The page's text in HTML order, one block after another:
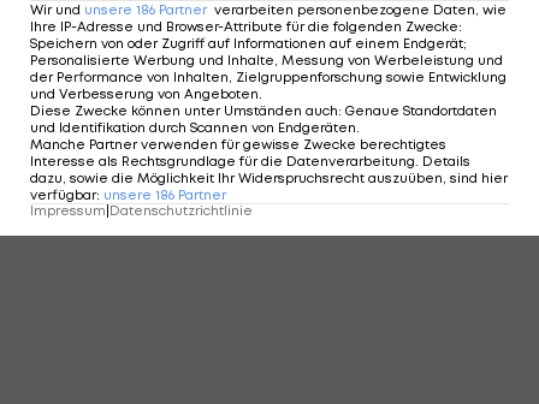
Wir und unsere 186 Partner verarbeiten personenbezogene Daten, wie
Ihre IP-Adresse und Browser-Attribute für die folgenden Zwecke:
Speichern von oder Zugriff auf Informationen auf einem Endgerät;
Personalisierte Werbung und Inhalte, Messung von Werbeleistung und
der Performance von Inhalten, Zielgruppenforschung sowie Entwicklung
und Verbesserung von Angeboten.
Diese Zwecke können unter Umständen auch: Genaue Standortdaten
und Identifikation durch Scannen von Endgeräten.
Manche Partner verwenden für gewisse Zwecke berechtigtes
Interesse als Rechtsgrundlage für die Datenverarbeitung. Details
dazu, sowie die Möglichkeit Ihr Widerspruchsrecht auszuüben, sind hier
verfügbar: unsere 186 Partner
Impressum Datenschutzrichtlinie